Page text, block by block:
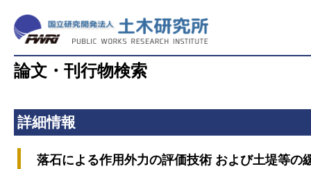
論文・刊行物検索
詳細情報
落石による作用外力の評価技術 および土堤等の